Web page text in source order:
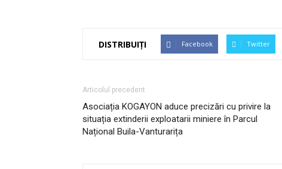
DISTRIBUIȚI Facebook Twitter
Articolul precedent
Asociația KOGAYON aduce precizări cu privire la
situația extinderii exploatarii miniere în Parcul
Național Buila-Vanturarița